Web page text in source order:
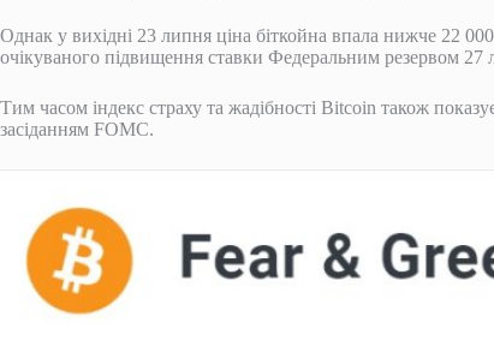
Однак у вихідні 23 липня ціна біткойна впала нижче 22
очікуваного підвищення ставки Федеральним резервом 27
Тим часом індекс страху та жадібності Bitcoin також
засіданням FOMC.